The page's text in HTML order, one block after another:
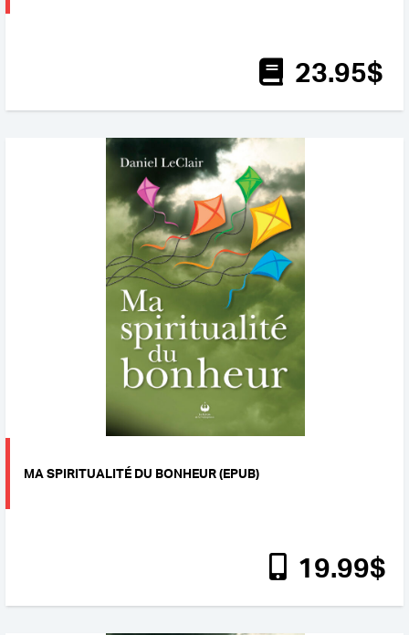
23.95$
MA SPIRITUALITÉ DU BONHEUR (EPUB)
19.99$